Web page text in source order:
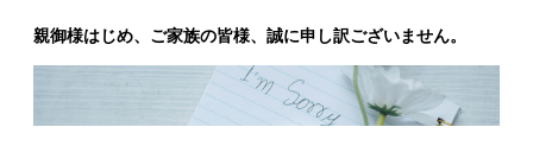
親御様はじめ、ご家族の皆様、誠に申し訳ございません。